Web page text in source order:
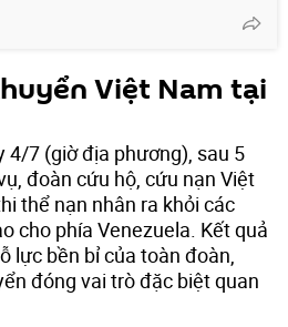
Việt Nam tại
4/7 (giờ địa phương), sau 5
đoàn cứu hộ, cứu nạn Việt
thể nạn nhân ra khỏi các
cho phía Venezuela. Kết quả
lực bền bỉ của toàn đoàn,
đóng vai trò đặc biệt quan